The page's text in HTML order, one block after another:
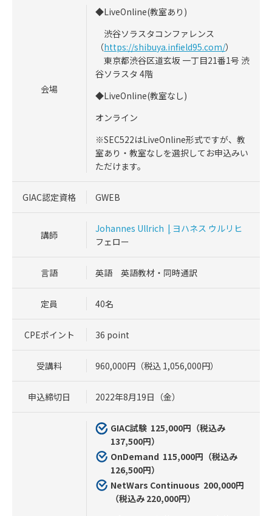
会場
◆LiveOnline(教室あり)
渋谷ソラスタコンファレンス
（https://shibuya.infield95.com/）
東京都渋谷区道玄坂 一丁目21番1号 渋
谷ソラスタ 4階
◆LiveOnline(教室なし)
オンライン
※SEC522はLiveOnline形式ですが、教
室あり・教室なしを選択してお申込みい
ただけます。
GIAC認定資格 GWEB
講師
Johannes Ullrich | ヨハネス ウルリヒ
フェロー
言語 英語 英語教材・同時通訳
定員 40名
CPEポイント 36 point
受講料 960,000円（税込 1,056,000円）
申込締切日 2022年8月19日（金）
GIAC試験 125,000円（税込み
137,500円）
OnDemand 115,000円（税込み
126,500円）
NetWars Continuous 200,000円
（税込み 220,000円）